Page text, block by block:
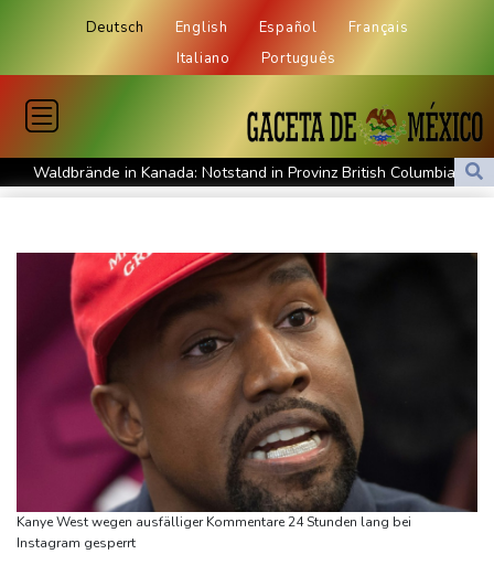
Deutsch English Español
Français
Italiano
Português
Waldbrände in Kanada: Notstand in Provinz British Columbia
ausgerufen
in Köln
Im EM-Becken: Berkhahn sieht "nicht viele Medaillenchancen"
Waldbrand in Kanada: Notstand in British Columbia ausgerufen -
20.000 Menschen evakuiert
Dobrindt will Forschung zur Drohensicherheit in Deutschland
ausbauen
Iran bekräftigt harte Haltung in Streit um Straße von Hormus
Amtsantritt von Kolumbiens Staatschef De la Espriella von
Gewalt überschattet
Basketball-WM: Geiselsöder macht gesamte Vorbereitung mit
Kanye West wegen ausfälliger Kommentare 24 Stunden lang bei
Instagram gesperrt